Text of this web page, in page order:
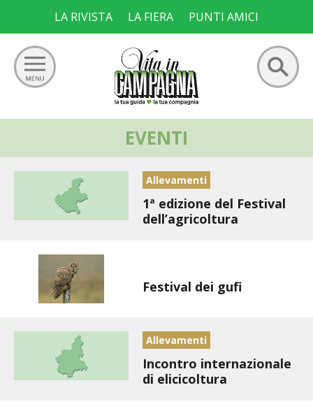
content
LA RIVISTA LA FIERA PUNTI AMICI
ORTO
FRUTTETO
ALLEVAMENTI
CUCINA
PRODOTTI
EVENTI
Allevamenti
1ª edizione del Festival
dell’agricoltura
Festival dei gufi
Allevamenti
Incontro internazionale
di elicicoltura